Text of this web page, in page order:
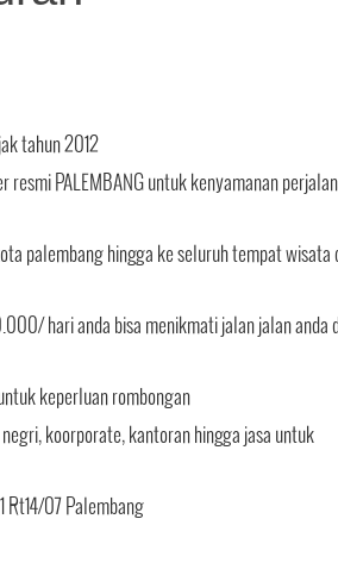
tahun 2012
PALEMBANG untuk kenyamanan
palembang hingga ke seluruh tempat wisata
hari anda bisa menikmati jalan jalan anda
keperluan rombongan
koorporate, kantoran hingga jasa untuk
Rt14/07 Palembang